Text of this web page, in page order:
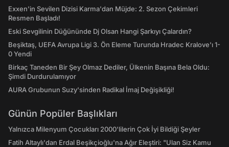
Exxen'in Sevilen Dizisi Karma'dan Müjde: 2. Sezon Çekimleri
Resmen Başladı!
Eski Sevgilinin Düğününde Dj Olsan Hangi Şarkıyı Çalardın?
Beşiktaş, UEFA Avrupa Ligi 3. Ön Eleme Turunda Hradec Kralove'ı 1-
0 Yendi
Birkaç Taneden Bir Şey Olmaz Dediler, Ülkenin Başına Bela Oldu:
Şimdi Durdurulamıyor
AURA Grubunun Suzy'sinden Radikal İmaj Değişikliği!
Günün Popüler Başlıkları
Yalnızca Milenyum Çocukları 2000'lilerin Çok İyi Bildiği Şeyler
Fatih Altaylı'dan Erdal Beşikçioğlu'na Ağır Eleştiri: "Ulan Siz Kamu